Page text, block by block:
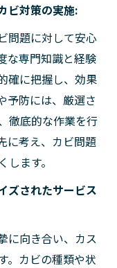
ビ対策の実施:
問題に対して安心
な専門知識と経験
確に把握し、効果
予防には、厳選さ
徹底的な作業を行
に考え、カビ問題
ます。
ズされたサービス
に向き合い、カス
。カビの種類や状